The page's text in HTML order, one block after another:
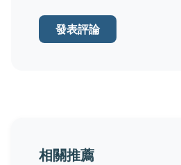
發表評論
相關推薦